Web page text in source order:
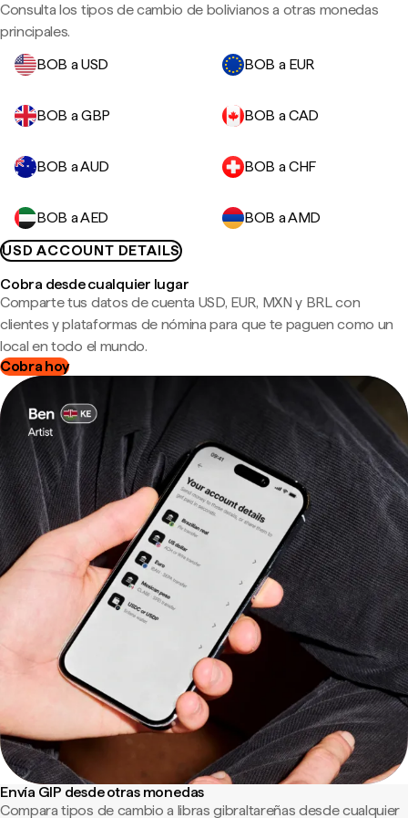
Consulta los tipos de cambio de bolivianos a otras monedas
principales.
BOB a USD
BOB a EUR
BOB a GBP BOB a CAD
BOB a AUD BOB a CHF
BOB a AED
BOB a AMD
USD ACCOUNT DETAILS
Cobra desde cualquier lugar
Comparte tus datos de cuenta USD, EUR, MXN y BRL con
clientes y plataformas de nómina para que te paguen como un
local en todo el mundo.
Cobra hoy
Envía GIP desde otras monedas
Compara tipos de cambio a libras gibraltareñas desde cualquier